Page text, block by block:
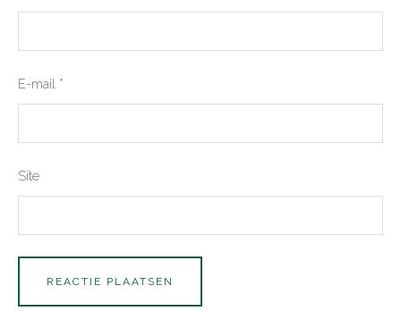
E-mail *
Site